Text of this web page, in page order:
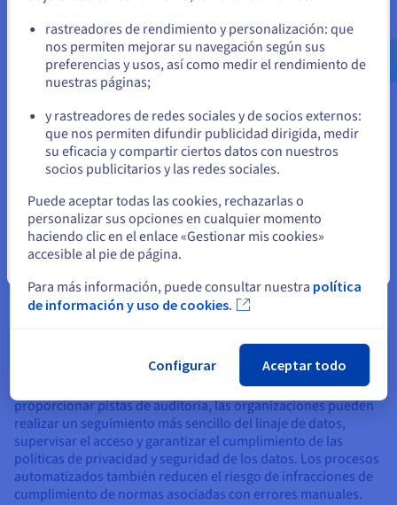
Un flujo transparente de información entre las aplicaciones
que enfrentan a los clientes (como CRM, plataformas de
comercio electrónico y herramientas) es crucial para ofrecer
una experiencia superior. La integración en la nube garantiza
proporcionando una experiencia coherente y personalizada.
Por ejemplo, un representante de ventas puede tener una
vista completa del historial de un cliente, incluidos los tíquets
y las compras anteriores, lo que permite un compromiso más
Para las industrias con estrictos requerimientos regulatorios,
la integración puede ayudar a optimizar los esfuerzos de
cumplimiento de normas. Al centralizar los flujos de datos y
proporcionar pistas de auditoría, las organizaciones pueden
realizar un seguimiento más sencillo del linaje de datos,
supervisar el acceso y garantizar el cumplimiento de las
políticas de privacidad y seguridad de los datos. Los procesos
automatizados también reducen el riesgo de infracciones de
cumplimiento de normas asociadas con errores manuales.
us.ovhcloud.com/
Inglés USD - $
Permanezca en el sitio web actual
rastreadores de rendimiento y personalización: que
nos permiten mejorar su navegación según sus
preferencias y usos, así como medir el rendimiento de
nuestras páginas;
y rastreadores de redes sociales y de socios externos:
que nos permiten difundir publicidad dirigida, medir
su eficacia y compartir ciertos datos con nuestros
socios publicitarios y las redes sociales.
Puede aceptar todas las cookies, rechazarlas o
personalizar sus opciones en cualquier momento
haciendo clic en el enlace «Gestionar mis cookies»
accesible al pie de página.
Para más información, puede consultar nuestra política
de información y uso de cookies.
Configurar Aceptar todo